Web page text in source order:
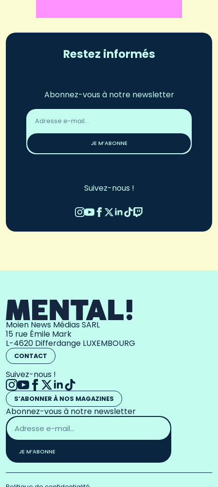
Restez informés
Abonnez-vous à notre newsletter
Adresse
email
JE M’ABONNE
Suivez-nous !
Moien News Médias SARL
15 rue Émile Mark
L-4620 Differdange LUXEMBOURG
CONTACT
Suivez-nous !
S’ABONNER À NOS MAGAZINES
Abonnez-vous à notre newsletter
Adresse
email
*
JE M’ABONNE